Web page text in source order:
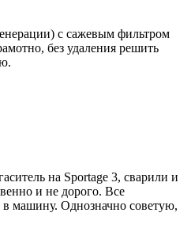
с сажевым фильтром
без удаления решить
на Sportage 3, сварили и
и не дорого. Все
машину. Однозначно советую,